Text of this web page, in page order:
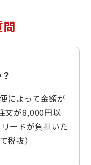
によって金額が
文が8,000円以
ードが負担いた
税抜）